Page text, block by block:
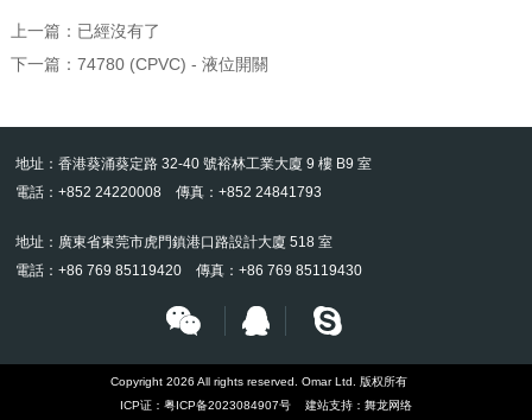
上一篇：已經沒有了
下一篇： 74780 (CPVC) - 液位開關
地址：香港葵涌葵定路 32-40 號裕林工業大廈 9 樓 B9 室
電話：+852 24220008 傳真：+852 24841793
地址：廣東省東莞市虎門鎮港口路設計大廈 518 室
電話：+86 769 85119420 傳真：+86 769 85119430
Copyright 2026 All rights reserved. Omar Ltd. 版权所有
ICP证： 粤ICP备2023084907号 建站支持： 舞龙网络